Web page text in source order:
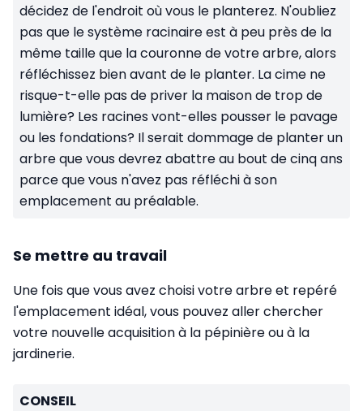
décidez de l'endroit où vous le planterez. N'oubliez
pas que le système racinaire est à peu près de la
même taille que la couronne de votre arbre, alors
réfléchissez bien avant de le planter. La cime ne
risque-t-elle pas de priver la maison de trop de
lumière? Les racines vont-elles pousser le pavage
ou les fondations? Il serait dommage de planter un
arbre que vous devrez abattre au bout de cinq ans
parce que vous n'avez pas réfléchi à son
emplacement au préalable.
Se mettre au travail
Une fois que vous avez choisi votre arbre et repéré
l'emplacement idéal, vous pouvez aller chercher
votre nouvelle acquisition à la pépinière ou à la
jardinerie.
CONSEIL